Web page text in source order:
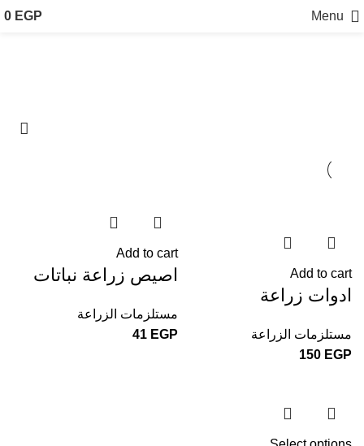
Menu
0 EGP
Add to cart
ادوات زراعة
مستلزمات الزراعة
150 EGP
Add to cart
اصيص زراعة نباتات
مستلزمات الزراعة
41 EGP